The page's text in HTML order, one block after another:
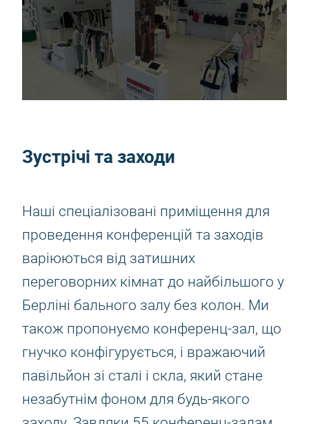
Зустрічі та заходи
Наші спеціалізовані приміщення для
проведення конференцій та заходів
варіюються від затишних
переговорних кімнат до найбільшого у
Берліні бального залу без колон. Ми
також пропонуємо конференц-зал, що
гнучко конфігурується, і вражаючий
павільйон зі сталі і скла, який стане
незабутнім фоном для будь-якого